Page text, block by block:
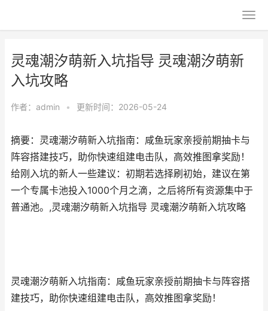
灵魂潮汐萌新入坑指导 灵魂潮汐萌新
入坑攻略
作者： admin • 更新时间：2026-05-24
摘要：灵魂潮汐萌新入坑指南：咸鱼玩家亲授前期抽卡与
阵容搭建技巧，助你快速组建电击队，高效推图拿奖励！
给刚入坑的新人一些建议：初期若选择刷初始，建议在第
一个专属卡池投入1000个月之滴，之后将所有资源集中于
普通池。,灵魂潮汐萌新入坑指导 灵魂潮汐萌新入坑攻略
灵魂潮汐萌新入坑指南：咸鱼玩家亲授前期抽卡与阵容搭
建技巧，助你快速组建电击队，高效推图拿奖励！